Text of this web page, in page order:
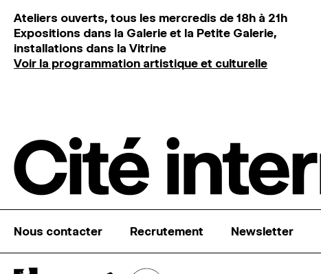
Ateliers ouverts, tous les mercredis de 18h à 21h
Expositions dans la Galerie et la Petite Galerie,
installations dans la Vitrine
Voir la programmation artistique et culturelle
Nous contacter Recrutement Newsletter